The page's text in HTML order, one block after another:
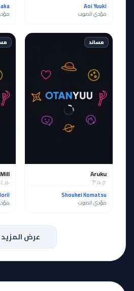
Aoi Yuuki
مؤدي الصوت
مساند
Aruku
アルク
Shouhei Komatsu
مؤدي الصوت
Mill
ミル
عرض المزيد